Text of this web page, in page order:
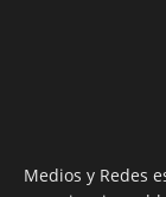
Medios y Redes